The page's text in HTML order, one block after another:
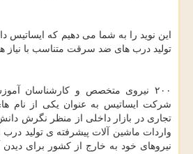
این نوید را به شما می دهیم که ایساتیس
تولید درب های ضد سرقت متناسب با نیاز
۲۰۰ نیروی متخصص و کارشناسان
شرکت ایساتیس به عنوان یکی از نام
تجاری در بازار داخلی از منظر نگرش
واردات ماشین آلات پیشرفته ی تولید درب
نیروهای خود به خارج از کشور برای